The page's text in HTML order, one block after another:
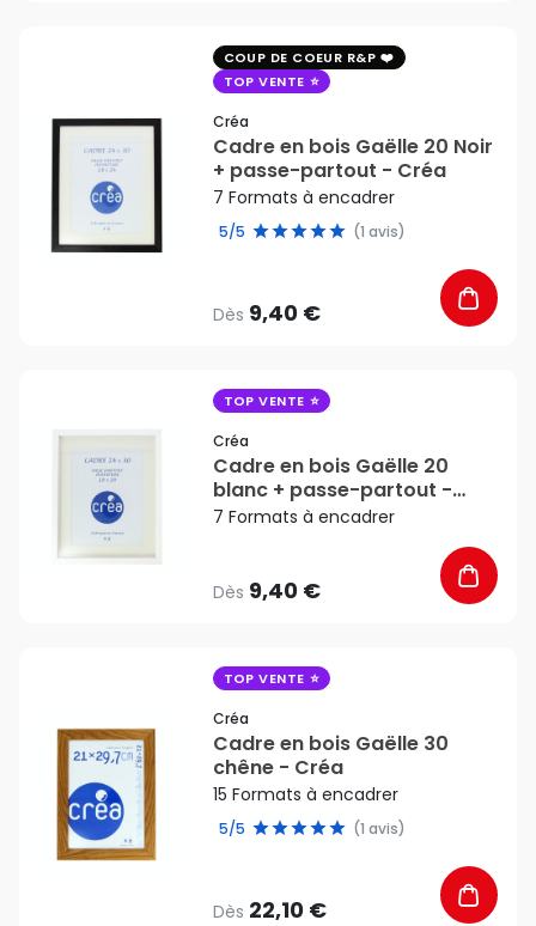
COUP DE COEUR R&P
TOP VENTE
Créa
Cadre en bois Gaëlle 20 Noir
+ passe-partout - Créa
7 Formats à encadrer
5/5 (1 avis)
Dès 9,40 €
TOP VENTE
Créa
Cadre en bois Gaëlle 20
blanc + passe-partout -
Créa
7 Formats à encadrer
Dès 9,40 €
TOP VENTE
Créa
Cadre en bois Gaëlle 30
chêne - Créa
15 Formats à encadrer
5/5 (1 avis)
Dès 22,10 €